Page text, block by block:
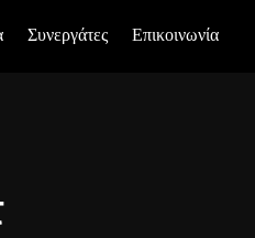
Συνεργάτες Επικοινωνία